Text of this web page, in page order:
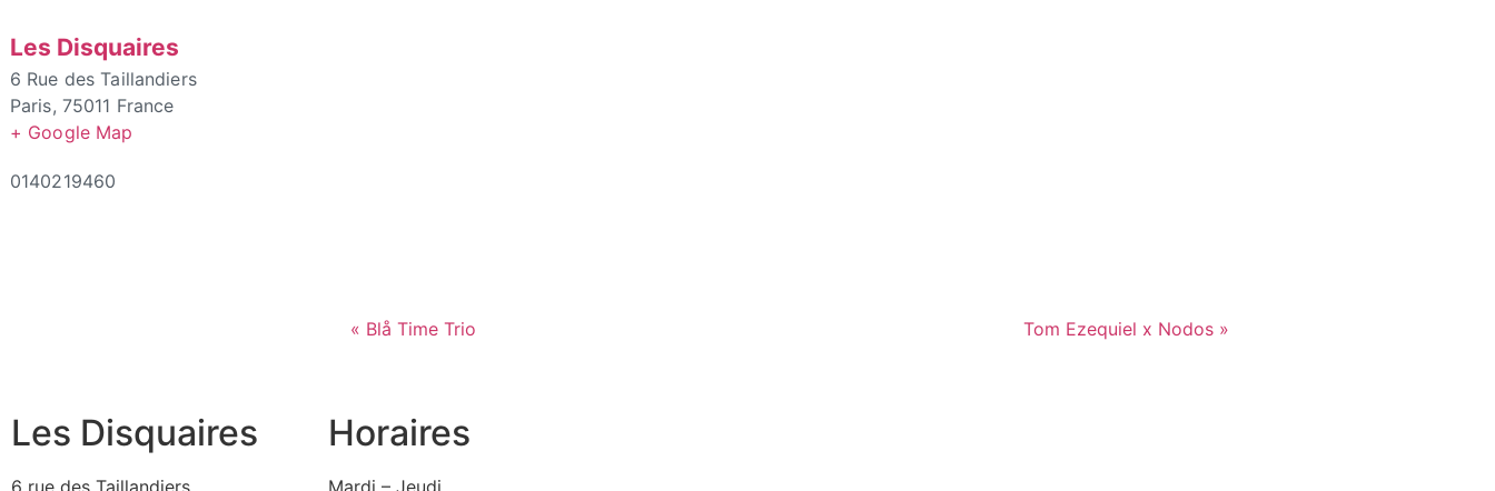
Les Disquaires
6 Rue des Taillandiers
Paris, 75011 France
+ Google Map
0140219460
« Blå Time Trio Tom Ezequiel x Nodos »
Les Disquaires Horaires